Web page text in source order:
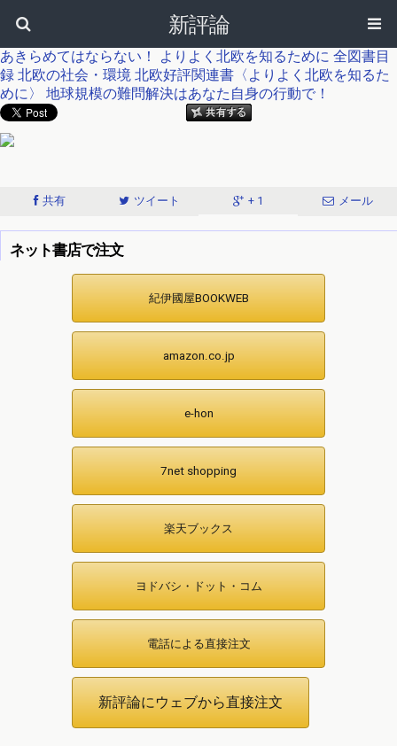
新評論
あきらめてはならない！ よりよく北欧を知るために 全図書目
録 北欧の社会・環境 北欧好評関連書〈よりよく北欧を知るた
めに〉
地球規模の難問解決はあなた自身の行動で！
共有 ツイート + 1 メール
ネット書店で注文
紀伊國屋BOOKWEB
amazon.co.jp
e-hon
7net shopping
楽天ブックス
ヨドバシ・ドット・コム
電話による直接注文